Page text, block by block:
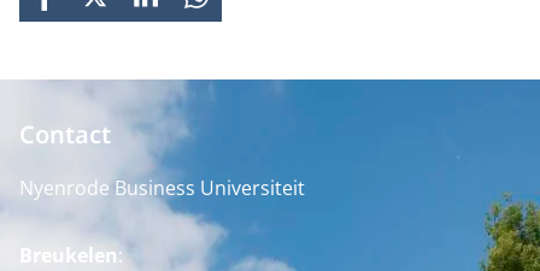
FACEBOOK
X LINKEDINWHATSAPP
Contact
Nyenrode Business Universiteit
Breukelen: